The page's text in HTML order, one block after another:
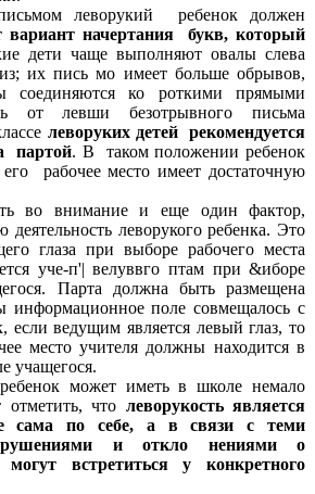
леворукий ребенок должен
вариант начертания букв, который
дети чаще выполняют овалы слева
их пись мо имеет больше обрывов,
соединяются ко роткими прямыми
от левши безотрывного письма
леворуких детей рекомендуется
партой. В таком положении ребенок
рабочее место имеет достаточную
во внимание и еще один фактор,
леворукого ребенка. Это
глаза при выборе рабочего места
уче-п'| велуввго птам при &иборе
Парта должна быть размещена
информационное поле совмещалось с
ведущим является левый глаз, то
место учителя должны находится в
учащегося.
может иметь в школе немало
что леворукость является
сама по себе, а в связи с теми
и откло нениями о
встретиться у конкретного